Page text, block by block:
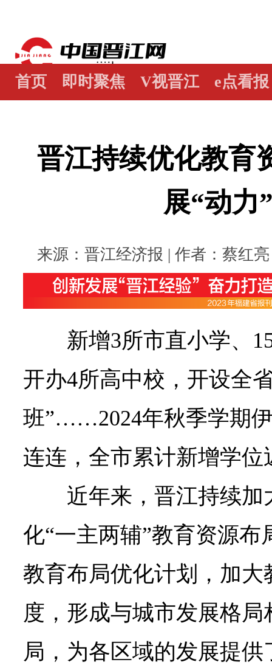
首页 即时聚焦 V视晋江 e点看报
晋江持续优化教育
展“动力
来源：晋江经济报 | 作者：蔡红
新增3所市直小学、
开办4所高中校，开设全
班”……2024年秋季学期
连连，全市累计新增学位
近年来，晋江持续加
化“一主两辅”教育资源
教育布局优化计划，加
度，形成与城市发展格
局，为各区域的发展提供